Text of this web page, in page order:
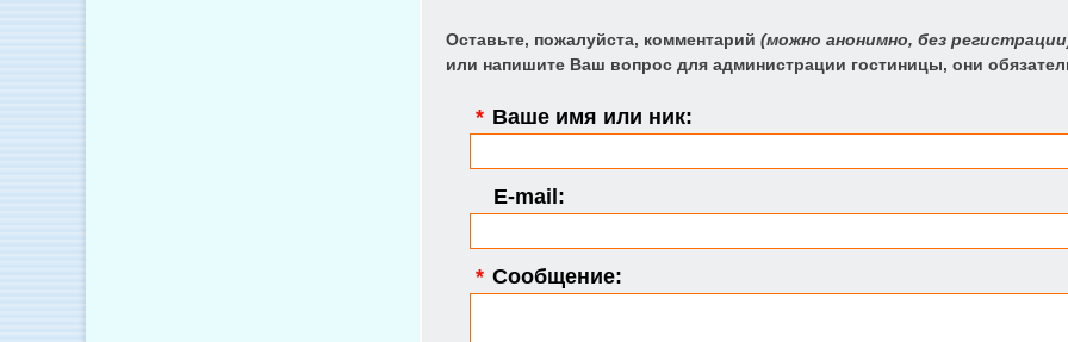
Оставьте, пожалуйста, комментарий (можно анонимно, без
или напишите Ваш вопрос для администрации гостиницы, они
* Ваше имя или ник:
E-mail:
* Сообщение: